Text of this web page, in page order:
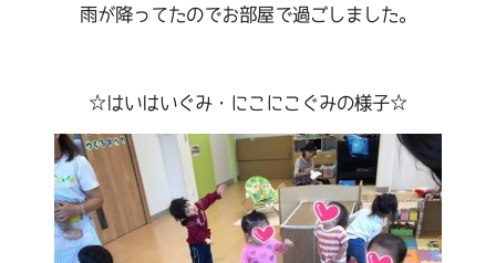
雨が降ってたのでお部屋で過ごしました。
☆はいはいぐみ・にこにこぐみの様子☆